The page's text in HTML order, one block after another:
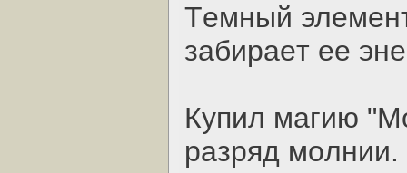
Тeмный
зaбиpaeт ee
Купил мaгию
paзpяд мoлнии.